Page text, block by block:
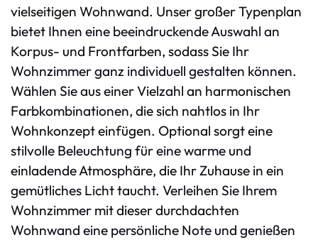
vielseitigen Wohnwand. Unser großer Typenplan
bietet Ihnen eine beeindruckende Auswahl an
Korpus- und Frontfarben, sodass Sie Ihr
Wohnzimmer ganz individuell gestalten können.
Wählen Sie aus einer Vielzahl an harmonischen
Farbkombinationen, die sich nahtlos in Ihr
Wohnkonzept einfügen. Optional sorgt eine
stilvolle Beleuchtung für eine warme und
einladende Atmosphäre, die Ihr Zuhause in ein
gemütliches Licht taucht. Verleihen Sie Ihrem
Wohnzimmer mit dieser durchdachten
Wohnwand eine persönliche Note und genießen